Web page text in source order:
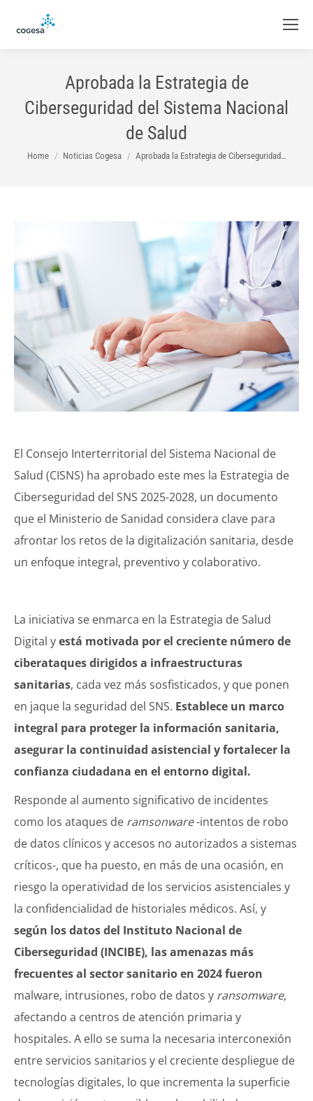
Aprobada la Estrategia de
Ciberseguridad del Sistema Nacional
de Salud
You are here:
Home Noticias Cogesa Aprobada la Estrategia de Ciberseguridad…
El Consejo Interterritorial del Sistema Nacional de
Salud (CISNS) ha aprobado este mes la Estrategia de
Ciberseguridad del SNS 2025-2028, un documento
que el Ministerio de Sanidad considera clave para
afrontar los retos de la digitalización sanitaria, desde
un enfoque integral, preventivo y colaborativo.
La iniciativa se enmarca en la Estrategia de Salud
Digital yestá motivada por el creciente número de
ciberataques dirigidos a infraestructuras
sanitarias, cada vez más sosfisticados, y que ponen
en jaque la seguridad del SNS. Establece un marco
integral para proteger la información sanitaria,
asegurar la continuidad asistencial y fortalecer la
confianza ciudadana en el entorno digital.
Responde al aumento significativo de incidentes
como los ataques de ramsonware-intentos de robo
de datos clínicos y accesos no autorizados a sistemas
críticos-, que ha puesto, en más de una ocasión, en
riesgo la operatividad de los servicios asistenciales y
la confidencialidad de historiales médicos. Así, y
según los datos del Instituto Nacional de
Ciberseguridad (INCIBE), las amenazas más
frecuentes al sector sanitario en 2024 fueron
malware, intrusiones, robo de datos y ransomware,
afectando a centros de atención primaria y
hospitales. A ello se suma la necesaria interconexión
entre servicios sanitarios y el creciente despliegue de
tecnologías digitales, lo que incrementa la superficie